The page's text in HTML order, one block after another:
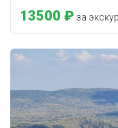
13500 ₽ за